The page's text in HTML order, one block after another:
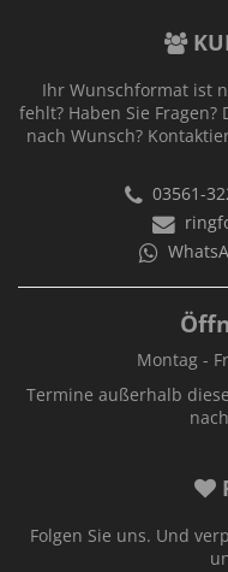
Ihr Wunschformat ist
fehlt? Haben Sie
nach Wunsch?
03561-
Montag -
Termine außerhalb
Folgen Sie uns. Und